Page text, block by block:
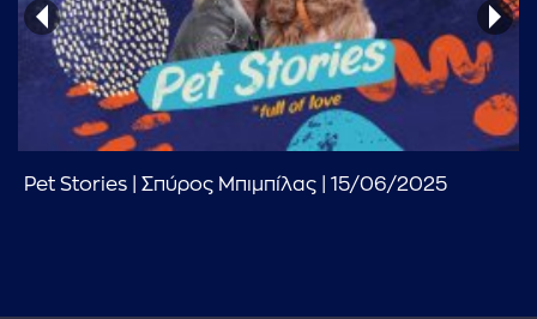
Pet Stories | Σπύρος Μπιμπίλας | 15/06/2025